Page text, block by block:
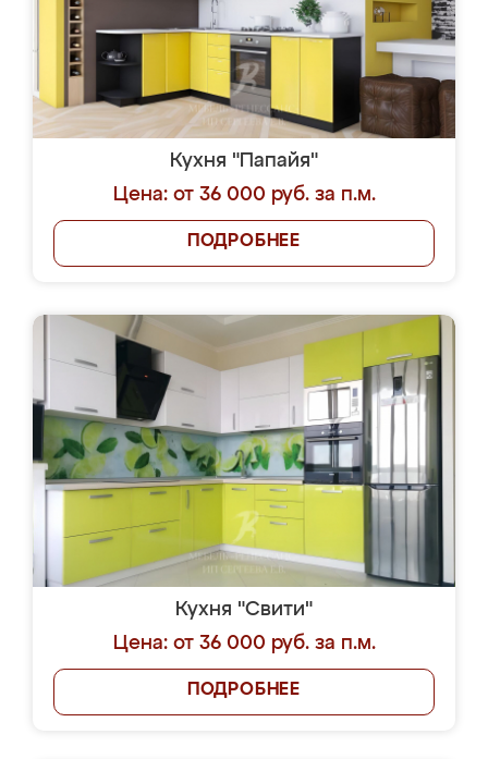
Кухня "Папайя"
Цена: от 36 000 руб. за п.м.
ПОДРОБНЕЕ
Кухня "Свити"
Цена: от 36 000 руб. за п.м.
ПОДРОБНЕЕ